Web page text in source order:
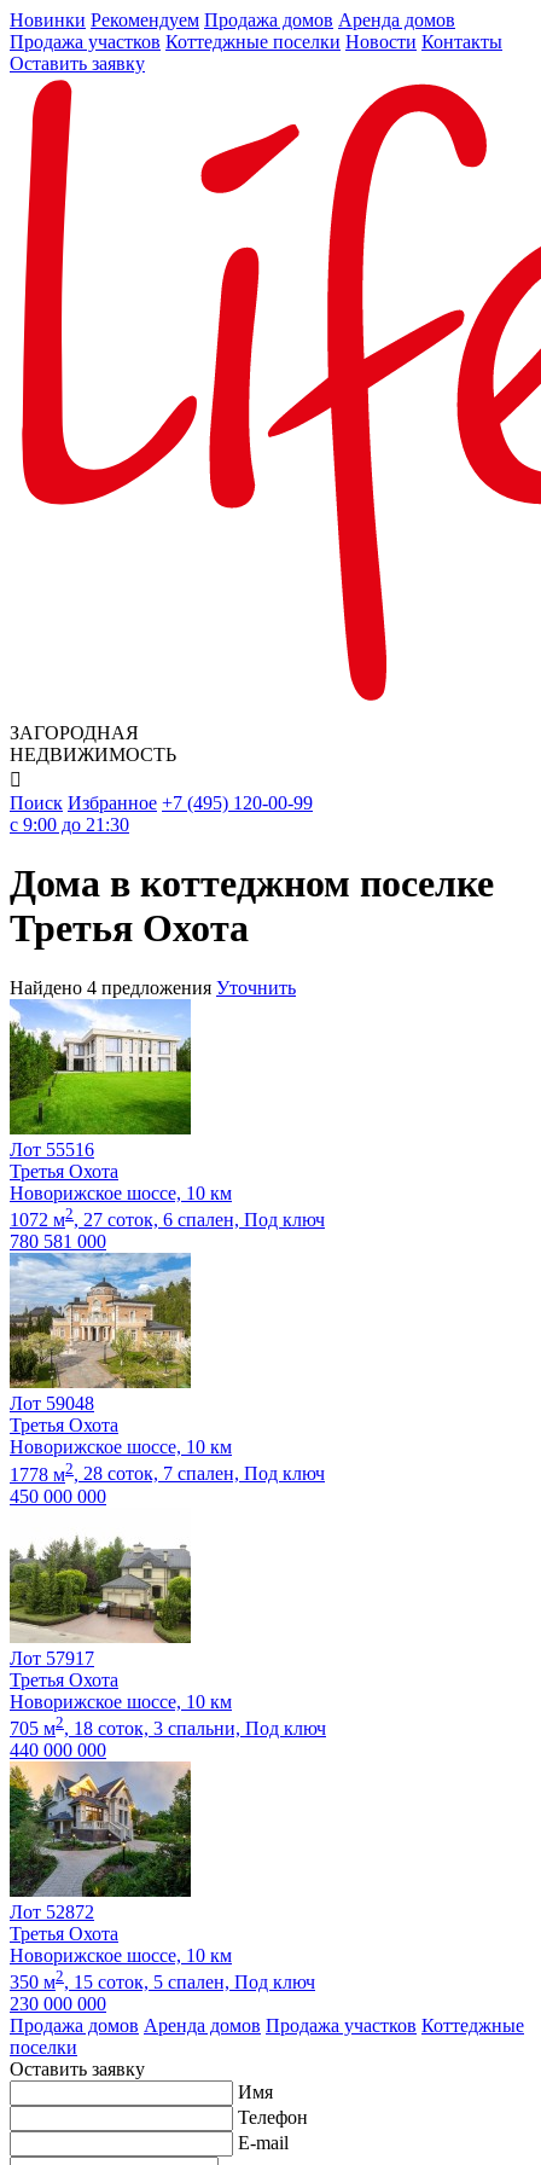
Новинки Рекомендуем Продажа домов Аренда домов
Продажа участков Коттеджные поселки Новости Контакты
Оставить заявку
ЗАГОРОДНАЯ
НЕДВИЖИМОСТЬ

Поиск Избранное +7 (495) 120-00-99
c 9:00 до 21:30
Дома в коттеджном поселке
Третья Охота
Найдено 4 предложения Уточнить
Лот 55516
Третья Охота
Новорижское шоссе, 10 км
1072 м2, 27 соток, 6 спален, Под ключ
780 581 000
Лот 59048
Третья Охота
Новорижское шоссе, 10 км
1778 м2, 28 соток, 7 спален, Под ключ
450 000 000
Лот 57917
Третья Охота
Новорижское шоссе, 10 км
705 м2, 18 соток, 3 спальни, Под ключ
440 000 000
Лот 52872
Третья Охота
Новорижское шоссе, 10 км
350 м2, 15 соток, 5 спален, Под ключ
230 000 000
Продажа домов Аренда домов Продажа участков Коттеджные
поселки
Оставить заявку
Имя
Телефон
E-mail